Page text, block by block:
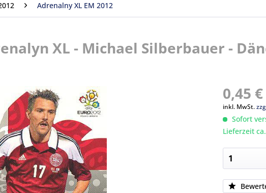
Adrenalny XL EM 2012
XL - Michael Silberbauer -
0,45
inkl. MwSt.
Sofort
Lieferzeit